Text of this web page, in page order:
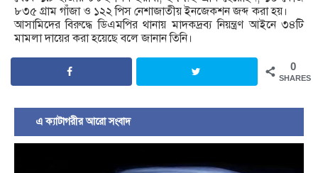
৮৩৫ গ্রাম গাঁজা ও ১২২ পিস নেশাজাতীয় ইনজেকশন জব্দ করা হয়।
আসামিদের বিরুদ্ধে ডিএমপির থানায় মাদকদ্রব্য নিয়ন্ত্রণ আইনে ৩৪টি
মামলা দায়ের করা হয়েছে বলে জানান তিনি।
0
SHARES
এ ক্যাটাগরীর আরো সংবাদ